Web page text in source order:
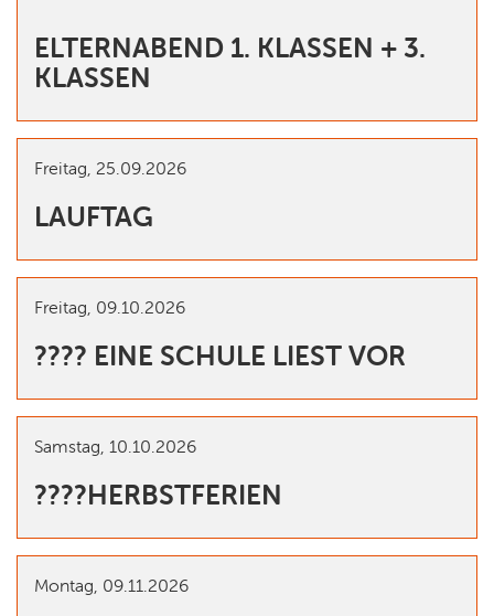
ELTERNABEND 1. KLASSEN + 3.
KLASSEN
Freitag, 25.09.2026
LAUFTAG
Freitag, 09.10.2026
???? EINE SCHULE LIEST VOR
Samstag, 10.10.2026
????HERBSTFERIEN
Montag, 09.11.2026